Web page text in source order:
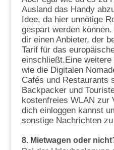
Ausland das Handy
Idee, da hier unnötige
gespart werden
dir einen Anbieter, der
Tarif für das
einschließt.Eine
wie die Digitalen
Cafés und Restaurants
Backpacker und
kostenfreies WLAN zur
dich einloggen kannst
sonstige Nachrichten
8. Mietwagen oder